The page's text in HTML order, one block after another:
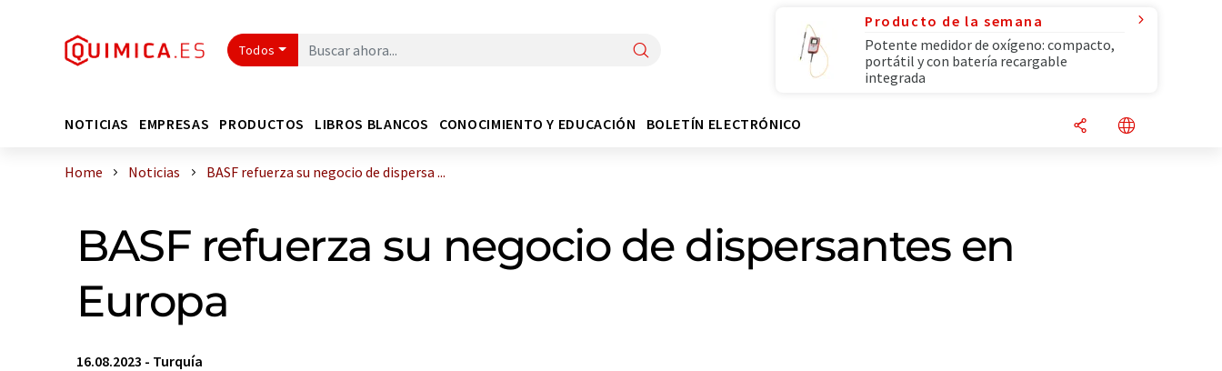
Todos
Producto de la semana
Potente medidor de oxígeno: compacto,
portátil y con batería recargable
integrada
NOTICIAS EMPRESAS PRODUCTOS LIBROS BLANCOS CONOCIMIENTO Y EDUCACIÓN BOLETÍN ELECTRÓNICO
Home Noticias BASF refuerza su negocio de dispersa ...
BASF refuerza su negocio de dispersantes en
Europa
16.08.2023 - Turquía